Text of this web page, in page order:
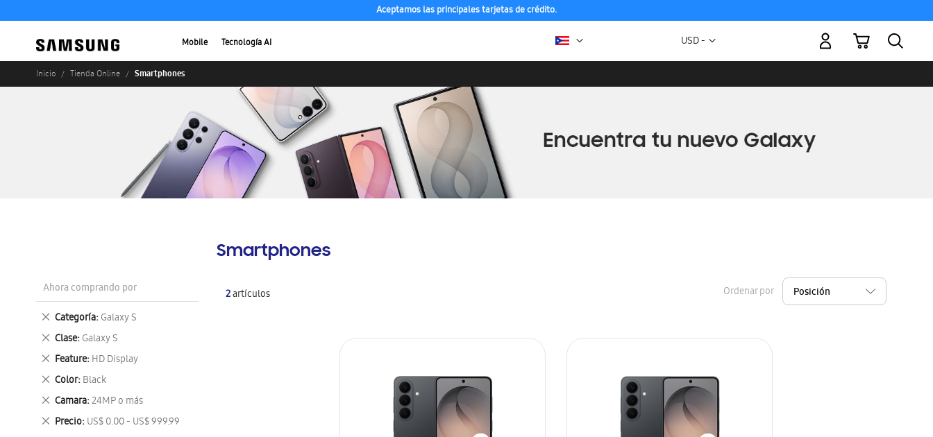
Aceptamos las principales tarjetas de crédito.
Mobile Tecnología AI Moneda
USD -
Mi carrito
Inicio Tienda Online Smartphones
Smartphones
2artículos Ordenar por
Ahora comprando por
Categoría Galaxy S
Eliminar
este
artículo
Clase Galaxy S
Eliminar
este
artículo
Feature HD Display
Eliminar
este
artículo
Color Black
Eliminar
este
artículo
Camara 24MP o más
Eliminar
este
artículo
Precio US$ 0.00 - US$ 999.99
Eliminar